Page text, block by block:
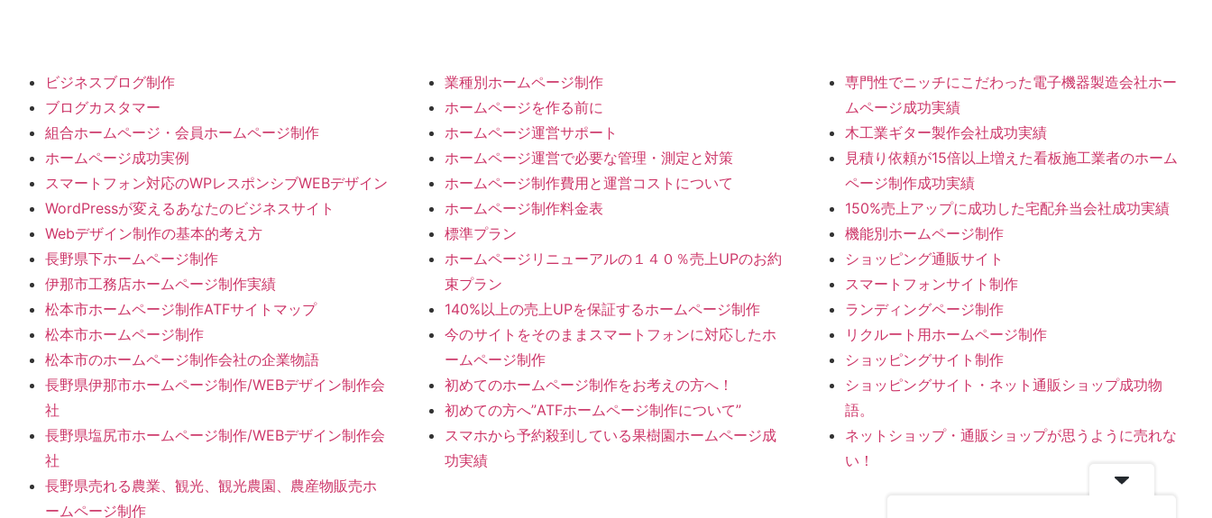
ビジネスブログ制作
ブログカスタマー
組合ホームページ・会員ホームページ制作
ホームページ成功実例
スマートフォン対応のWPレスポンシブWEBデザイン
WordPressが変えるあなたのビジネスサイト
Webデザイン制作の基本的考え方
長野県下ホームページ制作
伊那市工務店ホームページ制作実績
松本市ホームページ制作ATFサイトマップ
松本市ホームページ制作
松本市のホームページ制作会社の企業物語
長野県伊那市ホームページ制作/WEBデザイン制作会
社
長野県塩尻市ホームページ制作/WEBデザイン制作会
社
長野県売れる農業、観光、観光農園、農産物販売ホ
ームページ制作
業種別ホームページ制作
ホームページを作る前に
ホームページ運営サポート
ホームページ運営で必要な管理・測定と対策
ホームページ制作費用と運営コストについて
ホームページ制作料金表
標準プラン
ホームページリニューアルの１４０％売上UPのお約
束プラン
140%以上の売上UPを保証するホームページ制作
今のサイトをそのままスマートフォンに対応したホ
ームページ制作
初めてのホームページ制作をお考えの方へ！
初めての方へ”ATFホームページ制作について”
スマホから予約殺到している果樹園ホームページ成
功実績
専門性でニッチにこだわった電子機器製造会社ホー
ムページ成功実績
木工業ギター製作会社成功実績
見積り依頼が15倍以上増えた看板施工業者のホーム
ページ制作成功実績
150%売上アップに成功した宅配弁当会社成功実績
機能別ホームページ制作
ショッピング通販サイト
スマートフォンサイト制作
ランディングページ制作
リクルート用ホームページ制作
ショッピングサイト制作
ショッピングサイト・ネット通販ショップ成功物
語。
ネットショップ・通販ショップが思うように売れな
い！